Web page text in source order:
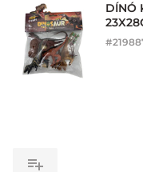
DÍNÓ
#